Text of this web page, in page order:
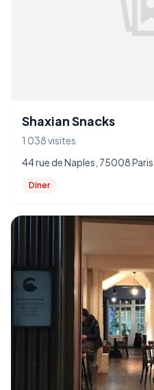
Shaxian Snacks
1 038 visites
44 rue de Naples, 75008
Diner